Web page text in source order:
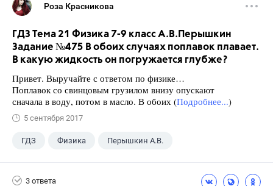
Роза Красникова
ГДЗ Тема 21 Физика 7-9 класс А.В.Перышкин
Задание №475 В обоих случаях поплавок плавает.
В какую жидкость он погружается глубже?
Привет. Выручайте с ответом по физике…
Поплавок со свинцовым грузилом внизу опускают
сначала в воду, потом в масло. В обоих (Подробнее...)
5 сентября 2017
ГДЗ Физика Перышкин А.В.
3 ответа